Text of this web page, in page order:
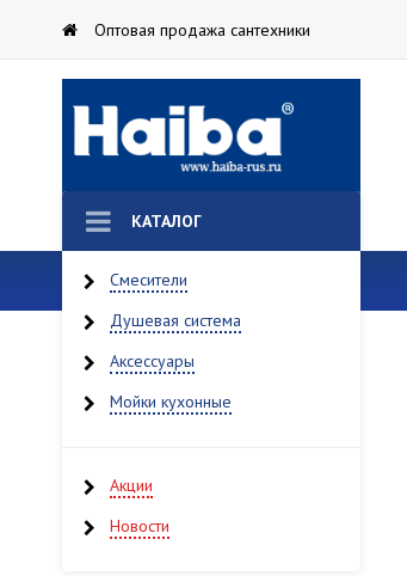
Оптовая продажа сантехники
КАТАЛОГ
Смесители
Душевая система
Аксессуары
Мойки кухонные
Акции
Новости